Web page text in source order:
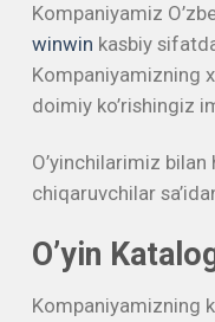
Kompaniyamiz
winwin kasbiy
Kompaniyamizning
doimiy ko’rishingiz
O’yinchilarimiz
chiqaruvchilar
O’yin
Kompaniyamizning